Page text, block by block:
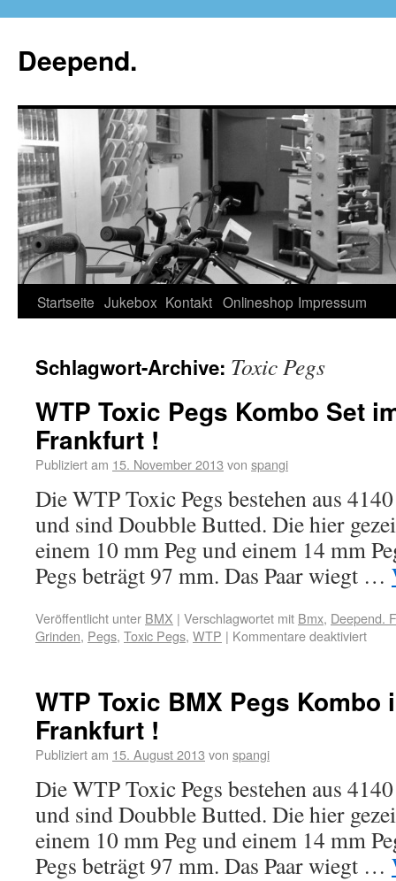
Deepend.
Startseite Jukebox Kontakt Onlineshop Impressum
Schlagwort-Archive: Toxic Pegs
WTP Toxic Pegs Kombo Set
Frankfurt !
Publiziert am 15. November 2013 von spangi
Die WTP Toxic Pegs bestehen aus
und sind Doubble Butted. Die hier
einem 10 mm Peg und einem 14 mm
Pegs beträgt 97 mm. Das Paar wiegt …
Veröffentlicht unter BMX | Verschlagwortet mit Bmx, Deepend.
Grinden, Pegs, Toxic Pegs, WTP | Kommentare deaktiviert
WTP Toxic BMX Pegs Kombo
Frankfurt !
Publiziert am 15. August 2013 von spangi
Die WTP Toxic Pegs bestehen aus
und sind Doubble Butted. Die hier
einem 10 mm Peg und einem 14 mm
Pegs beträgt 97 mm. Das Paar wiegt …